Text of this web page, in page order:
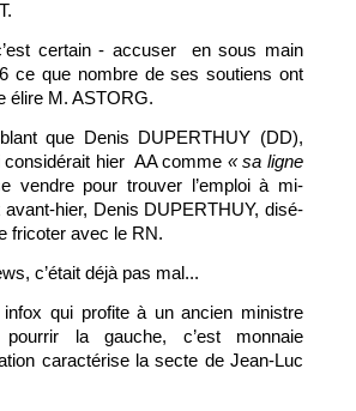
certain - accuser en sous main
ce que nombre de ses soutiens ont
élire M. ASTORG.
que Denis DUPERTHUY (DD),
hier AA comme « sa ligne
vendre pour trouver l’emploi à mi-
avant-hier, Denis DUPERTHUY, disé-
fricoter avec le RN.
c’était déjà pas mal...
qui profite à un ancien ministre
la gauche, c’est monnaie
caractérise la secte de Jean-Luc